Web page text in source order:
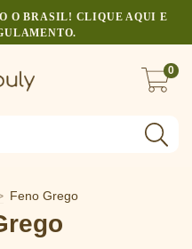
O BRASIL! CLIQUE AQUI E
0
Feno Grego